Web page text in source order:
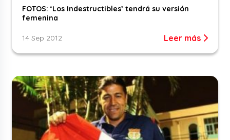
FOTOS: ‘Los Indestructibles’ tendrá su versión
femenina
14 Sep 2012 Leer más